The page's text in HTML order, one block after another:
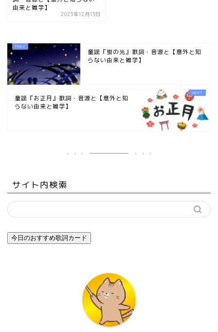
由来と雑学】
2025年12月13日
童謡『蛍の光』歌詞・音源と【意外と知
らない由来と雑学】
童謡『お正月』歌詞・音源と【意外と知
らない由来と雑学】
サイト内検索
今日のおすすめ歌詞カード